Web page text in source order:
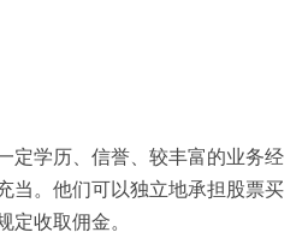
定学历、信誉、较丰富的业务经
当。他们可以独立地承担股票买
收取佣金。